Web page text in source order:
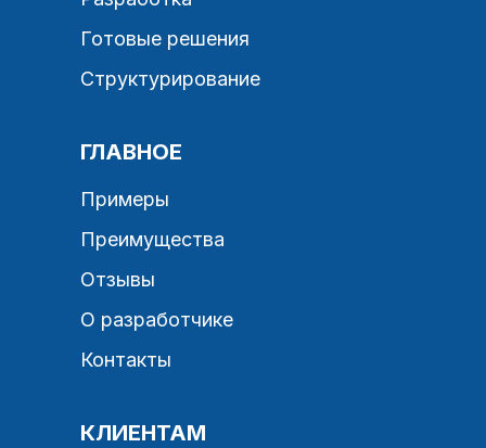
Структурирование
Готовые решения
Примеры
Контакты
О разработчике
Отзывы
Преимущества
КЛИЕНТАМ
ГЛАВНОЕ